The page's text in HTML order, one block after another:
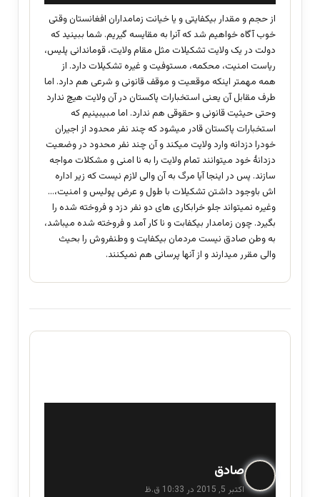
از حجم و مقدار بیکفایتی و یا خیانت زمامداران افغانستان وقتی
خوب آگاه خواهیم شد که آنرا به مقایسه گیریم. شما ببینید که
دولت در یک ولایت تشکیلات مثل مقام ولایت، قوماندانی پلیس،
ریاست امنیت، محکمه، مستوفیت و غیره تشکیلات دارد. از
همه مهمتر اینکه موقعیت و موقف قانونی و شرعی هم دارد. اما
طرف مقابل آن یعنی استخبارات پاکستان در آن ولایت هیچ ندارد
وحتی حیثیت قانونی و حقوقی هم ندارد. اما مبیبینیم که
استخبارات پاکستان قادر میشود که چند نفر محدود از اجیران
خودرا دزدانه وارد ولایت میکند و آن چند نفر محدود در وضعیت
دزدانۀ خود میتوانند تمام ولایت را به نا امنی و مشکلات مواجه
سازند. پس در اینجا آیا مرگ به آن والی لازم نیست که زیر اداره
اش باوجود داشتن تشکیلات با طول و عرض پولیس و امنیت،…
وغیره نمیتواند جلو خرابکاری های دو نفر دزد و فروخته شده را
بگیرد. چون زمامدار بیکفابت و نا کار آمد و فروخته شده میباشد،
به وطن صادق نیست مردمان بیکفایت و وطنفروش را بحیث
والی مقرر میدارند و از آنها پرسانی هم نمیکنند.
صادق
ف
اکتبر 5, 2015 در 10:33 ق.ظ